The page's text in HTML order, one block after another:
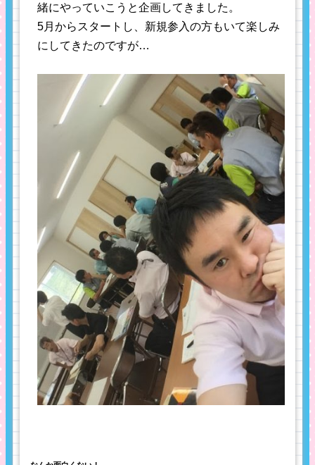
緒にやっていこうと企画してきました。
5月からスタートし、新規参入の方もいて楽しみ
にしてきたのですが…